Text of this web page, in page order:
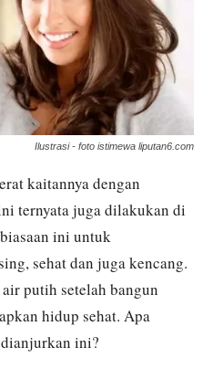
Ilustrasi - foto istimewa liputan6.com
kaitannya dengan
ternyata juga dilakukan di
ini untuk
sehat dan juga kencang.
putih setelah bangun
hidup sehat. Apa
ini?